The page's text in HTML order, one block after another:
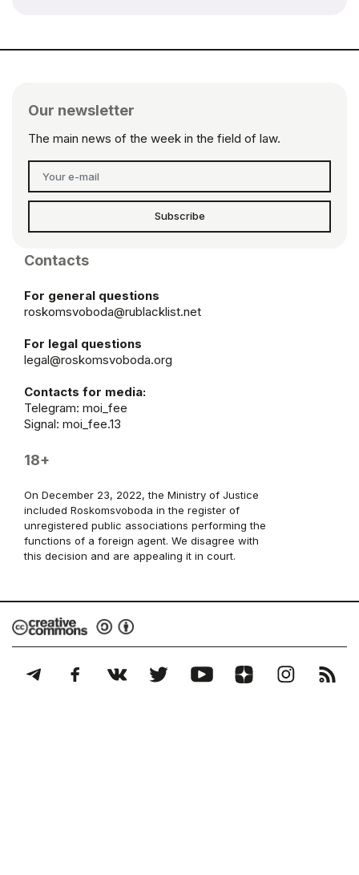
Our newsletter
The main news of the week in the field of law.
Subscribe
Contacts
For general questions
roskomsvoboda@rublacklist.net
For legal questions
legal@roskomsvoboda.org
Contacts for media:
Telegram: moi_fee
Signal: moi_fee.13
18+
On December 23, 2022, the Ministry of Justice
included Roskomsvoboda in the register of
unregistered public associations performing the
functions of a foreign agent. We disagree with
this decision and are appealing it in court.